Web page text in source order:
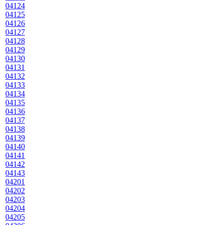
04124
04125
04126
04127
04128
04129
04130
04131
04132
04133
04134
04135
04136
04137
04138
04139
04140
04141
04142
04143
04201
04202
04203
04204
04205